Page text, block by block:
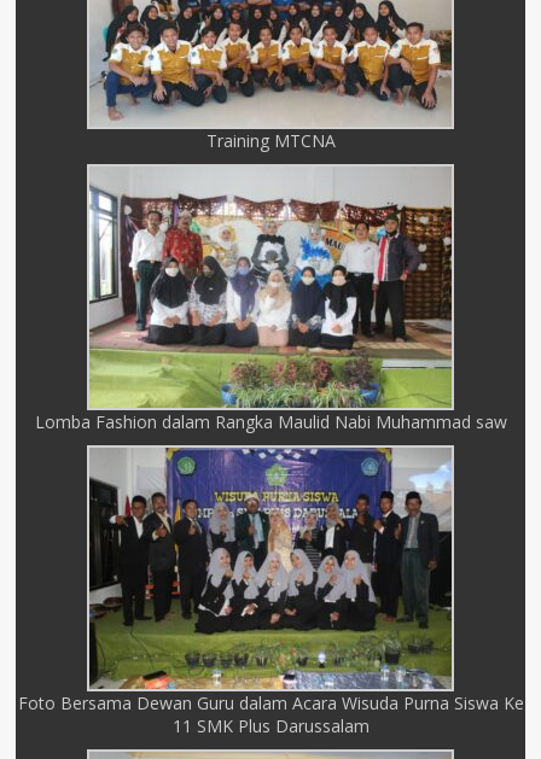
Training MTCNA
Lomba Fashion dalam Rangka Maulid Nabi Muhammad saw
Foto Bersama Dewan Guru dalam Acara Wisuda Purna Siswa Ke
11 SMK Plus Darussalam